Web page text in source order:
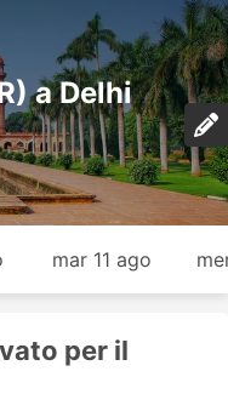
a Delhi
mar 11 ago
per il